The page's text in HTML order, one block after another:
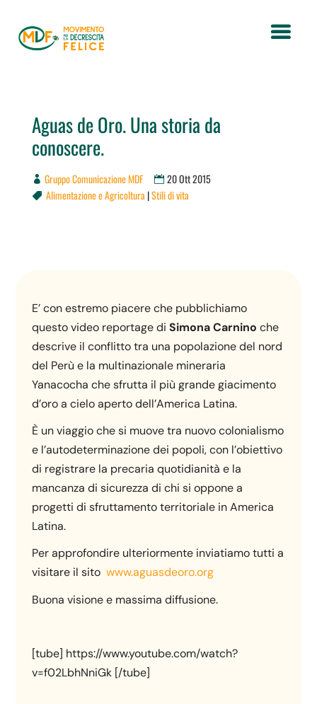
Aguas de Oro. Una storia da
conoscere.
Gruppo Comunicazione MDF 20 Ott 2015
 Alimentazione e Agricoltura |Stili di vita
E’ con estremo piacere che pubblichiamo
questo video reportage diSimona Carnino che
descrive il conflitto tra una popolazione del nord
del Perù e la multinazionale mineraria
Yanacocha che sfrutta il più grande giacimento
d’oro a cielo aperto dell’America Latina.
È un viaggio che si muove tra nuovo colonialismo
e l’autodeterminazione dei popoli, con l’obiettivo
di registrare la precaria quotidianità e la
mancanza di sicurezza di chi si oppone a
progetti di sfruttamento territoriale in America
Latina.
Per approfondire ulteriormente inviatiamo tutti a
visitare il sitowww.aguasdeoro.org
Buona visione e massima diffusione.
[tube] https://www.youtube.com/watch?
v=f02LbhNniGk [/tube]